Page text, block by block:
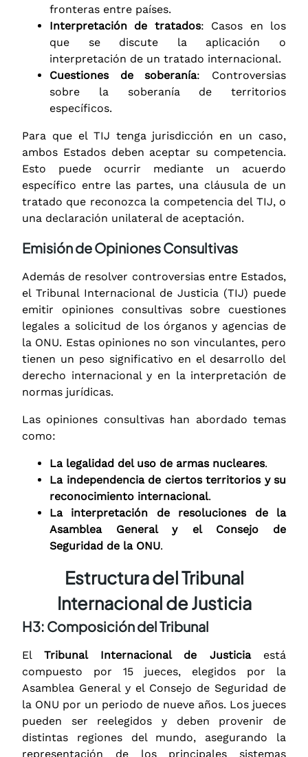
fronteras entre países.
Interpretación de tratados: Casos en los
que se discute la aplicación o
interpretación de un tratado internacional.
Cuestiones de soberanía: Controversias
sobre la soberanía de territorios
específicos.
Para que el TIJ tenga jurisdicción en un caso,
ambos Estados deben aceptar su competencia.
Esto puede ocurrir mediante un acuerdo
específico entre las partes, una cláusula de un
tratado que reconozca la competencia del TIJ, o
una declaración unilateral de aceptación.
Emisión de Opiniones Consultivas
Además de resolver controversias entre Estados,
el Tribunal Internacional de Justicia (TIJ) puede
emitir opiniones consultivas sobre cuestiones
legales a solicitud de los órganos y agencias de
la ONU. Estas opiniones no son vinculantes, pero
tienen un peso significativo en el desarrollo del
derecho internacional y en la interpretación de
normas jurídicas.
Las opiniones consultivas han abordado temas
como:
La legalidad del uso de armas nucleares.
La independencia de ciertos territorios y su
reconocimiento internacional.
La interpretación de resoluciones de la
Asamblea General y el Consejo de
Seguridad de la ONU.
Estructura del Tribunal
Internacional de Justicia
H3: Composición del Tribunal
ElTribunal Internacional de Justiciaestá
compuesto por 15 jueces, elegidos por la
Asamblea General y el Consejo de Seguridad de
la ONU por un periodo de nueve años. Los jueces
pueden ser reelegidos y deben provenir de
distintas regiones del mundo, asegurando la
representación de los principales sistemas